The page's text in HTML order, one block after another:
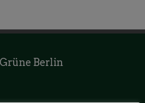
Grüne Berlin